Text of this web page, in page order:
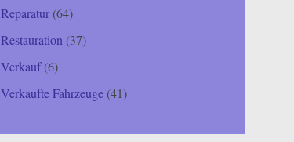
Reparatur(64)
Restauration (37)
Verkauf(6)
Verkaufte Fahrzeuge(41)